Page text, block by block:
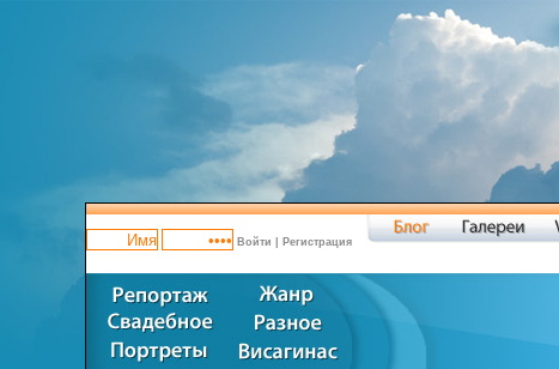
Войти Регистрация